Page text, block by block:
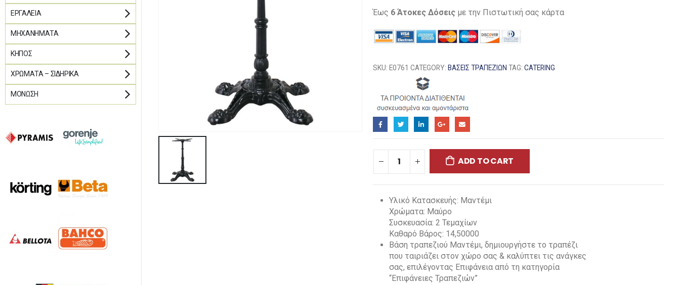
Έως 6 Άτοκες Δόσεις με την Πιστωτική σας κάρτα
SKU: Ε0761 CATEGORY: ΒΆΣΕΙΣ ΤΡΑΠΕΖΙΏΝ TAG: CATERING
ADD TO CART
Υλικό Κατασκευής: Μαντέμι
Χρώματα: Μαύρο
Συσκευασία: 2 Τεμαχίων
Καθαρό Βάρος: 14,50000
Βάση τραπεζιού Μαντέμι, δημιουργήστε το τραπέζι
που ταιριάζει στον χώρο σας & καλύπτει τις ανάγκες
σας, επιλέγοντας Επιφάνεια από τη κατηγορία
“Επιφάνειες Τραπεζιών”
ΕΡΓΑΛΕΊΑ
ΜΗΧΑΝΉΜΑΤΑ
ΚΉΠΟΣ
ΧΡΏΜΑΤΑ – ΣΙΔΗΡΙΚΆ
ΜΌΝΩΣΗ